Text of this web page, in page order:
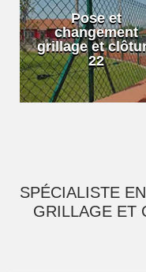
Pose et
changement
grillage et
22
SPÉCIALISTE
GRILLAGE ET